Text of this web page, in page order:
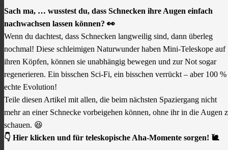
Sach ma, … wusstest du, dass Schnecken ihre Augen einfach
nachwachsen lassen können? 👀
Wenn du dachtest, dass Schnecken langweilig sind, dann überleg
nochmal! Diese schleimigen Naturwunder haben Mini-Teleskope auf
ihren Köpfen, können sie unabhängig bewegen und zur Not sogar
regenerieren. Ein bisschen Sci-Fi, ein bisschen verrückt – aber 100 %
echte Evolution!
Teile diesen Artikel mit allen, die beim nächsten Spaziergang nicht
mehr an einer Schnecke vorbeigehen können, ohne ihr in die Augen
schauen. 😆
👇 Hier klicken und für teleskopische Aha-Momente sorgen! 🐌